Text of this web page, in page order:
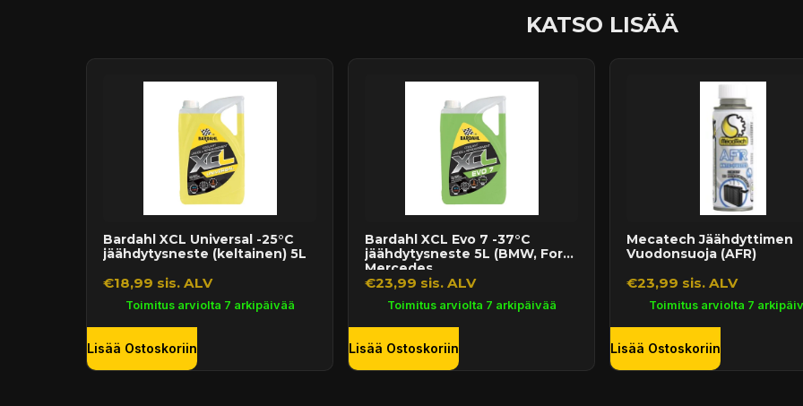
KATSO LISÄÄ
Bardahl XCL Universal -25°C
jäähdytysneste (keltainen) 5L
€18,99 sis. ALV
Toimitus arviolta 7 arkipäivää
Lisää Ostoskoriin
Bardahl XCL Evo 7 -37°C
jäähdytysneste 5L (BMW, Ford,
Mercedes...
€23,99 sis. ALV
Toimitus arviolta 7 arkipäivää
Lisää Ostoskoriin
Mecatech Jäähdyttimen
Vuodonsuoja (AFR)
€23,99 sis. ALV
Toimitus arviolta 7
Lisää Ostoskoriin